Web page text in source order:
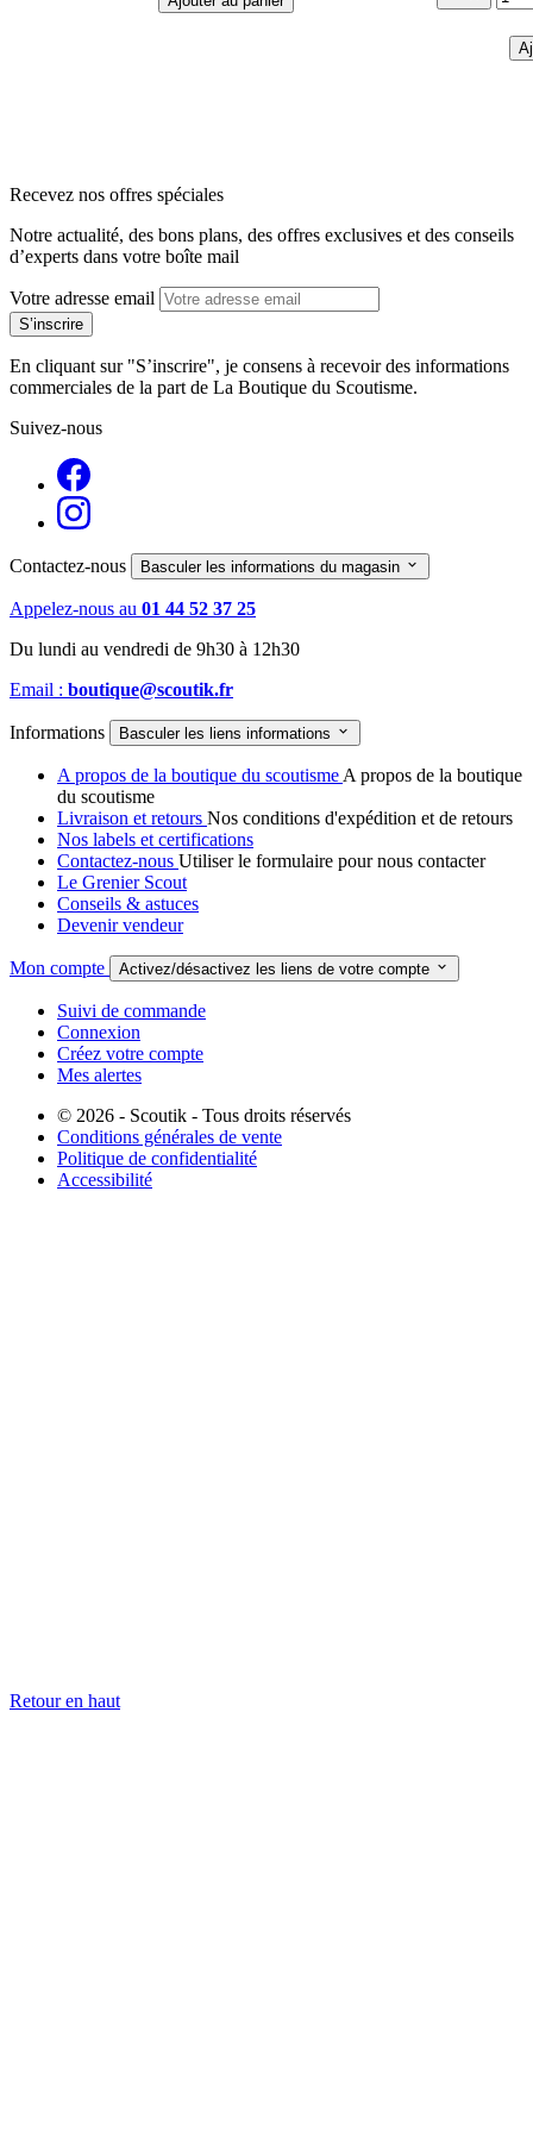
Recevez nos offres spéciales
Notre actualité, des bons plans, des offres exclusives et des conseils
d’experts dans votre boîte mail
Votre adresse email
En cliquant sur "S’inscrire", je consens à recevoir des informations
commerciales de la part de La Boutique du Scoutisme.
Suivez-nous
Contactez-nous Basculer les informations du magasin 
Appelez-nous au 01 44 52 37 25
Du lundi au vendredi de 9h30 à 12h30
Email : boutique@scoutik.fr
Informations Basculer les liens informations 
A propos de la boutique du scoutisme A propos de la boutique
du scoutisme
Livraison et retours Nos conditions d'expédition et de retours
Nos labels et certifications
Contactez-nous Utiliser le formulaire pour nous contacter
Le Grenier Scout
Conseils & astuces
Devenir vendeur
Mon compte Activez/désactivez les liens de votre compte 
Suivi de commande
Connexion
Créez votre compte
Mes alertes
© 2026 - Scoutik - Tous droits réservés
Conditions générales de vente
Politique de confidentialité
Accessibilité
Retour en haut